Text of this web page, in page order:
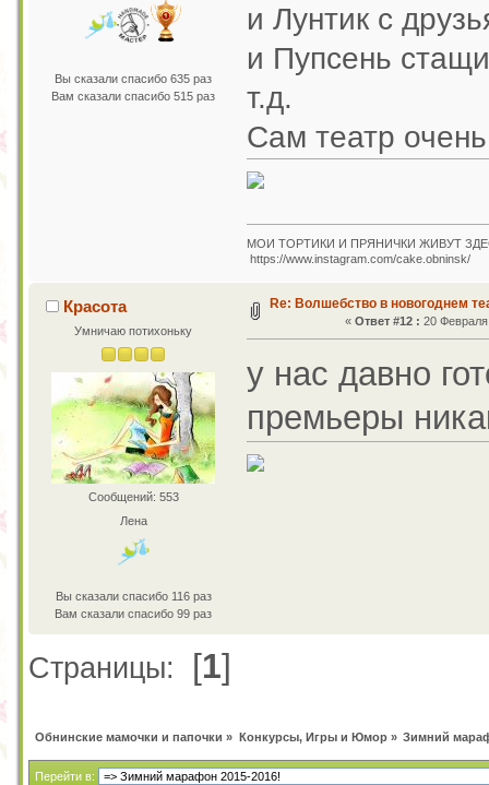
Вы сказали спасибо 635 раз
Вам сказали спасибо 515 раз
и Лунтик с
и Пупсень
т.д.
Сам театр
МОИ ТОРТИКИ И ПРЯНИЧКИ ЖИВУТ
https://www.instagram.com/cake.obninsk/
Красота
Умничаю потихоньку
Сообщений: 553
Лена
Вы сказали спасибо 116 раз
Вам сказали спасибо 99 раз
Re: Волшебство в новогоднем
«Ответ #12 : 20
у нас давно
премьеры
Страницы: [1]
Обнинские мамочки и папочки » Конкурсы, Игры и Юмор» Зимний
Перейти в: